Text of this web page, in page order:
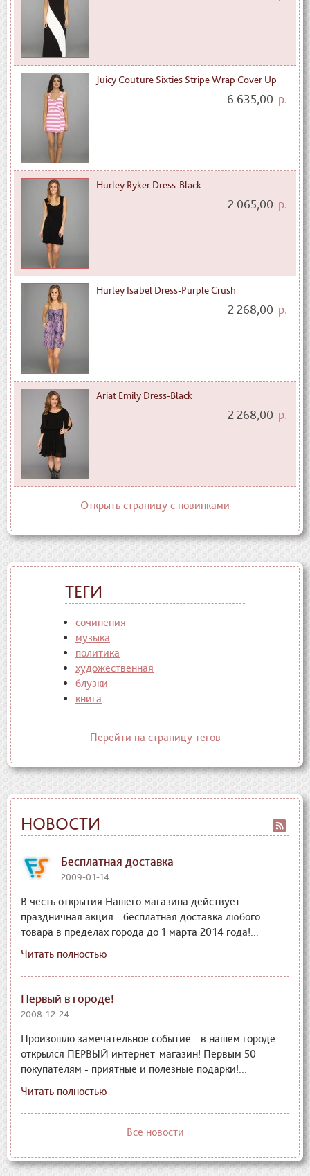
Juicy Couture Sixties Stripe Wrap Cover Up
6 635,00 р.
Hurley Ryker Dress-Black
2 065,00 р.
Hurley Isabel Dress-Purple Crush
2 268,00 р.
Ariat Emily Dress-Black
2 268,00 р.
Открыть страницу с новинками
ТЕГИ
сочинения
музыка
политика
художественная
блузки
книга
Перейти на страницу тегов
НОВОСТИ
Бесплатная доставка
2009-01-14
В честь открытия Нашего магазина действует
праздничная акция - бесплатная доставка любого
товара в пределах города до 1 марта 2014 года!...
Читать полностью
Первый в городе!
2008-12-24
Произошло замечательное событие - в нашем городе
открылся ПЕРВЫЙ интернет-магазин! Первым 50
покупателям - приятные и полезные подарки!...
Читать полностью
Все новости